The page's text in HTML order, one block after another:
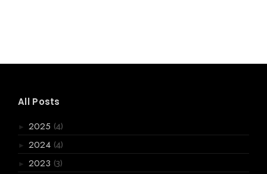
All Posts
► 2025 (4)
► 2024 (4)
► 2023 (3)